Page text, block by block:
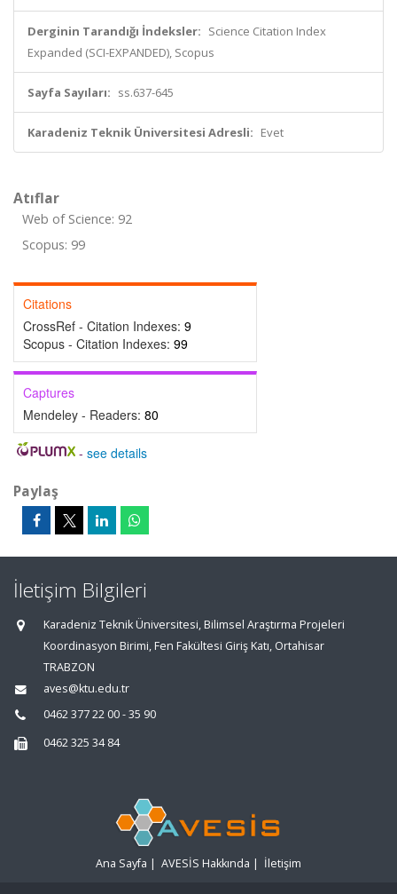
Derginin Tarandığı İndeksler: Science Citation Index
Expanded (SCI-EXPANDED), Scopus
Sayfa Sayıları: ss.637-645
Karadeniz Teknik Üniversitesi Adresli: Evet
Atıflar
Web of Science: 92
Scopus: 99
Citations
CrossRef - Citation Indexes: 9
Scopus - Citation Indexes: 99
Captures
Mendeley - Readers: 80
- see details
Paylaş
İletişim Bilgileri
Karadeniz Teknik Üniversitesi, Bilimsel Araştırma Projeleri
Koordinasyon Birimi, Fen Fakültesi Giriş Katı, Ortahisar
TRABZON
aves@ktu.edu.tr
0462 377 22 00 - 35 90
0462 325 34 84
Ana Sayfa | AVESİS Hakkında | İletişim